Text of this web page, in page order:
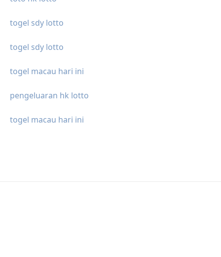
togel sdy lotto
togel sdy lotto
togel macau hari ini
pengeluaran hk lotto
togel macau hari ini